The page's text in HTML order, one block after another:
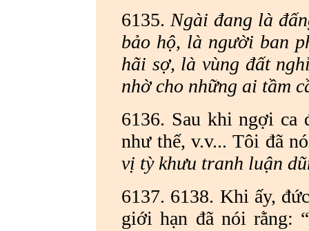
6135. Ngài đang là
bảo hộ, là người ban
hãi sợ, là vùng đất
nhờ cho những ai tầm
6136. Sau khi ngợi ca
như thế, v.v... Tôi đã
vị tỳ khưu tranh luận
6137. 6138. Khi ấy,
giới hạn đã nói rằng: “